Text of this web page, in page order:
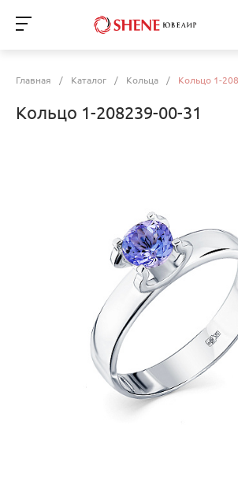
Главная / Каталог / Кольца / Кольцо 1-
Кольцо 1-208239-00-31